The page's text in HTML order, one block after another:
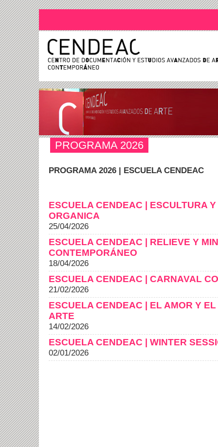
PROGRAMA 2026
PROGRAMA 2026 | ESCUELA CENDEAC
ESCUELA CENDEAC | ESCULTURA
ORGANICA
25/04/2026
ESCUELA CENDEAC | RELIEVE Y
CONTEMPORÁNEO
18/04/2026
ESCUELA CENDEAC | CARNAVAL
21/02/2026
ESCUELA CENDEAC | EL AMOR Y
ARTE
14/02/2026
ESCUELA CENDEAC | WINTER
02/01/2026